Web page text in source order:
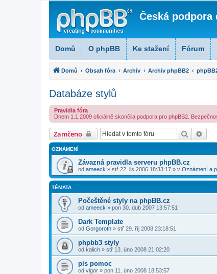
Česká
Domů O phpBB Ke stažení Fórum
Domů Obsah fóra Archiv Archiv phpBB2
Databáze stylů
Pravidla fóra
Dnem 1.1.2009 oficiálně skončila podpora pro phpBB2.
Zamčeno Hledat
OZNÁMENÍ
Závazná pravidla serveru phpBB.cz
od ameeck » stř 22. lis 2006 18:33:17 » v Oznámení a
TÉMATA
Počeštěné styly na phpBB.cz
od ameeck » pon 30. dub 2007 13:57:51
Dark Template
od Gorgoroth » stř 29. říj 2008 23:18:51
phpbb3 styly
od kalich » stř 13. úno 2008 21:02:20
pls pomoc
od vigor » pon 11. úno 2008 18:53:57